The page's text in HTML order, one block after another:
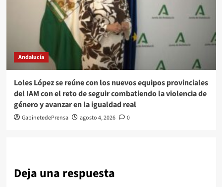
Andalucía
Loles López se reúne con los nuevos equipos provinciales
del IAM con el reto de seguir combatiendo la violencia de
género y avanzar en la igualdad real
GabinetedePrensa agosto 4, 2026 0
Deja una respuesta